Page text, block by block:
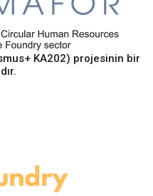
KA202) projesinin bir